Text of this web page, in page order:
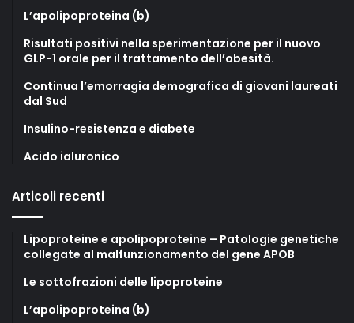
L’apolipoproteina (b)
Risultati positivi nella sperimentazione per il nuovo
GLP-1 orale per il trattamento dell’obesità.
Continua l’emorragia demografica di giovani laureati
dal Sud
Insulino-resistenza e diabete
Acido ialuronico
Articoli recenti
Lipoproteine e apolipoproteine – Patologie genetiche
collegate al malfunzionamento del gene APOB
Le sottofrazioni delle lipoproteine
L’apolipoproteina (b)